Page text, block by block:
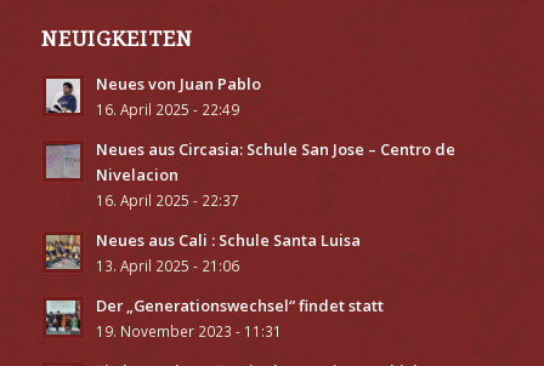
NEUIGKEITEN
Neues von Juan Pablo
16. April 2025 - 22:49
Neues aus Circasia: Schule San Jose – Centro de
Nivelacion
16. April 2025 - 22:37
Neues aus Cali : Schule Santa Luisa
13. April 2025 - 21:06
Der „Generationswechsel“ findet statt
19. November 2023 - 11:31